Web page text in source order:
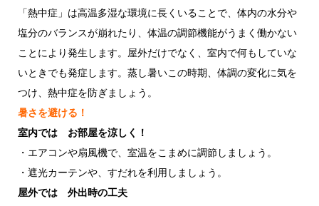
「熱中症」は高温多湿な環境に長くいることで、体内の水分や
塩分のバランスが崩れたり、体温の調節機能がうまく働かない
ことにより発生します。屋外だけでなく、室内で何もしていな
いときでも発症します。蒸し暑いこの時期、体調の変化に気を
つけ、熱中症を防ぎましょう。
暑さを避ける！
室内では お部屋を涼しく！
・エアコンや扇風機で、室温をこまめに調節しましょう。
・遮光カーテンや、すだれを利用しましょう。
屋外では 外出時の工夫